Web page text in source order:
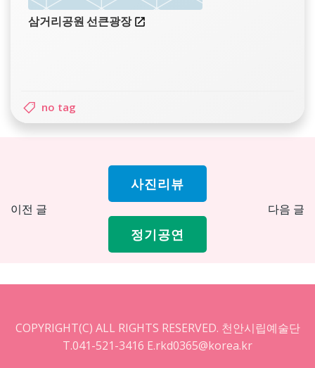
삼거리공원 선큰광장
no tag
Post
navigation
이전 글
사진리뷰
정기공연
다음 글
COPYRIGHT(C) ALL RIGHTS RESERVED. 천안시립예술단
T.041-521-3416 E.rkd0365@korea.kr